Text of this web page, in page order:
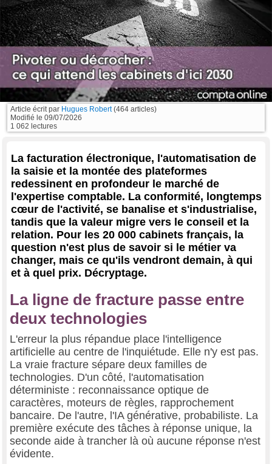
Article écrit par Hugues Robert(464 articles)
Modifié le 09/07/2026
1 062 lectures
La facturation électronique, l'automatisation de
la saisie et la montée des plateformes
redessinent en profondeur le marché de
l'expertise comptable. La conformité, longtemps
cœur de l'activité, se banalise et s'industrialise,
tandis que la valeur migre vers le conseil et la
relation. Pour les 20 000 cabinets français, la
question n'est plus de savoir si le métier va
changer, mais ce qu'ils vendront demain, à qui
et à quel prix. Décryptage.
La ligne de fracture passe entre
deux technologies
L'erreur la plus répandue place l'intelligence
artificielle au centre de l'inquiétude. Elle n'y est pas.
La vraie fracture sépare deux familles de
technologies. D'un côté, l'automatisation
déterministe : reconnaissance optique de
caractères, moteurs de règles, rapprochement
bancaire. De l'autre, l'IA générative, probabiliste. La
première exécute des tâches à réponse unique, la
seconde aide à trancher là où aucune réponse n'est
évidente.